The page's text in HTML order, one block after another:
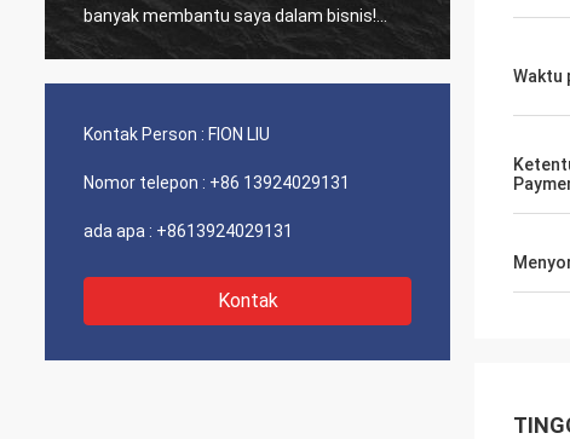
saya dalam bisnis!
dan akan menghubungi
dan servis yang sangat bagus Saya
sarankan Layak 5 bintang!
Kontak Person : FION LIU
Nomor telepon : +86 13924029131
ada apa : +8613924029131
Kontak
Waktu